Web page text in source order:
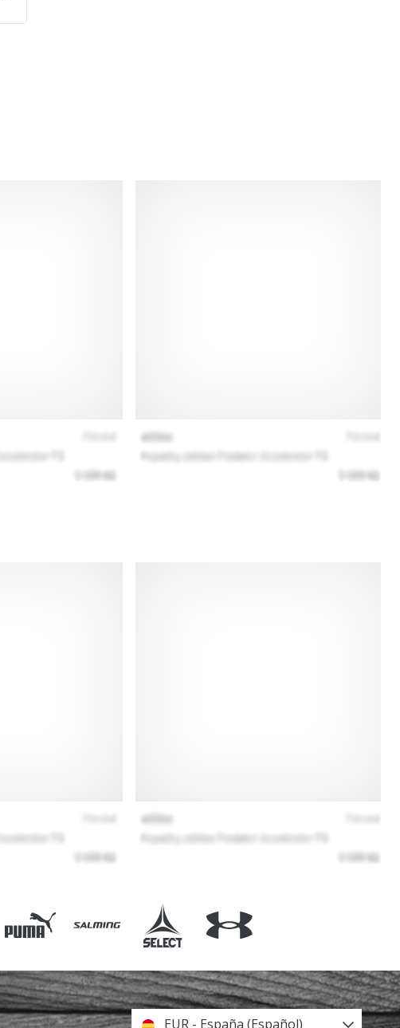
EUR - España (Español)